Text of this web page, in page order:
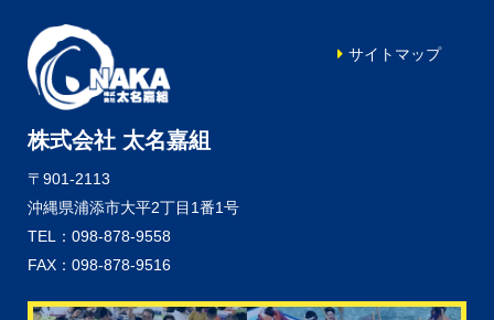
株式会社 太名嘉組
〒901-2113
沖縄県浦添市大平2丁目1番1号
TEL：098-878-9558
FAX：098-878-9516
サイトマップ